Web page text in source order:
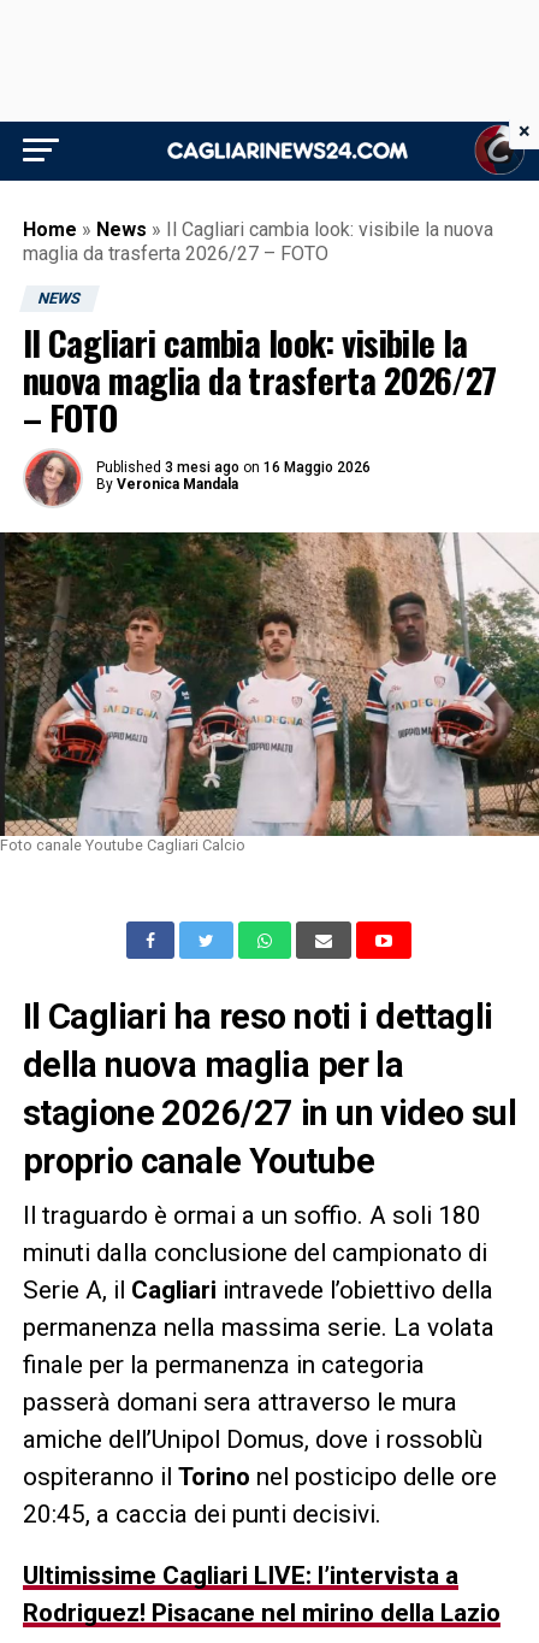
Home » News » Il Cagliari cambia look: visibile la nuova
maglia da trasferta 2026/27 – FOTO
NEWS
Il Cagliari cambia look: visibile la
nuova maglia da trasferta 2026/27
– FOTO
Published 3 mesi ago on 16 Maggio 2026
By Veronica Mandala
Foto canale Youtube Cagliari Calcio
Il Cagliari ha reso noti i dettagli
della nuova maglia per la
stagione 2026/27 in un video sul
proprio canale Youtube
Il traguardo è ormai a un soffio. A soli 180
minuti dalla conclusione del campionato di
Serie A, il Cagliari intravede l’obiettivo della
permanenza nella massima serie. La volata
finale per la permanenza in categoria
passerà domani sera attraverso le mura
amiche dell’Unipol Domus, dove i rossoblù
ospiteranno il Torino nel posticipo delle ore
20:45, a caccia dei punti decisivi.
Ultimissime Cagliari LIVE: l’intervista a
Rodriguez! Pisacane nel mirino della Lazio
×